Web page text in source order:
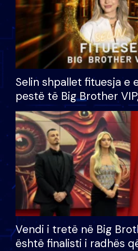
Selin shpallet fituesja e
pestë të Big Brother
çmimin e madh prej
Vendi i tretë në Big
është finalisti i radhës